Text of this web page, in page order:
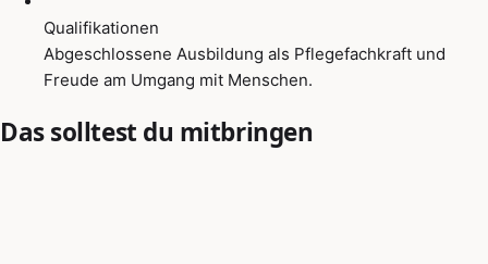
Qualifikationen
Abgeschlossene Ausbildung als Pflegefachkraft und
Freude am Umgang mit Menschen.
Das solltest du mitbringen